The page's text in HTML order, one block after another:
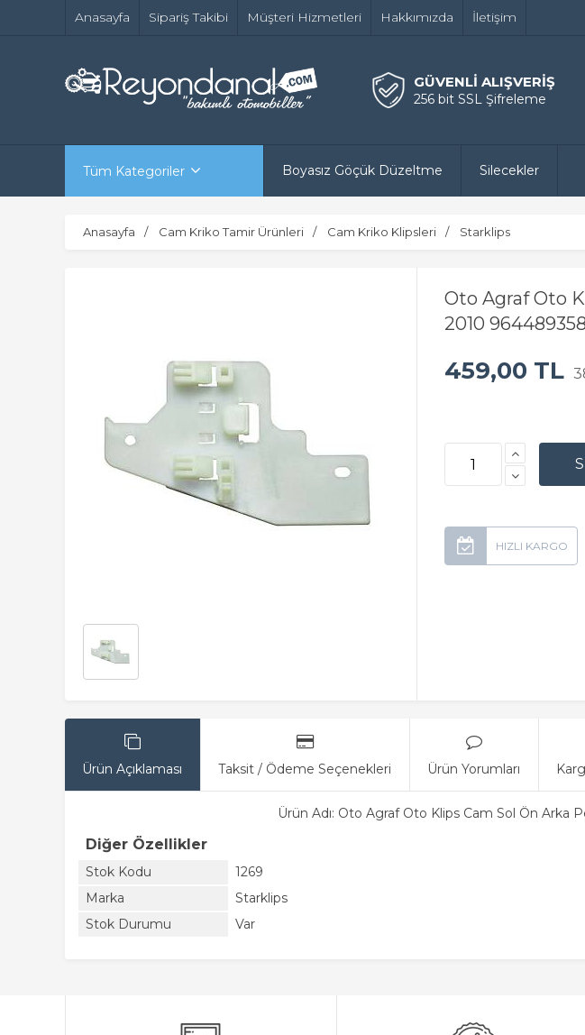
Anasayfa Sipariş Takibi Müşteri Hizmetleri Hakkımızda İletişim
GÜVENLİ ALIŞVERİŞ
256 bit SSL Şifreleme
Tüm Kategoriler Boyasız Göçük Düzeltme Silecekler
Anasayfa Cam Kriko Tamir Ürünleri Cam Kriko Klipsleri Starklips
Oto Agraf Oto
2010
459,00 TL
Ürün Açıklaması Taksit / Ödeme Seçenekleri Ürün Yorumları
Ürün Adı: Oto Agraf Oto Klips Cam Sol Ön
Diğer Özellikler
Stok Kodu
1269
Marka
Starklips
Stok Durumu
Var